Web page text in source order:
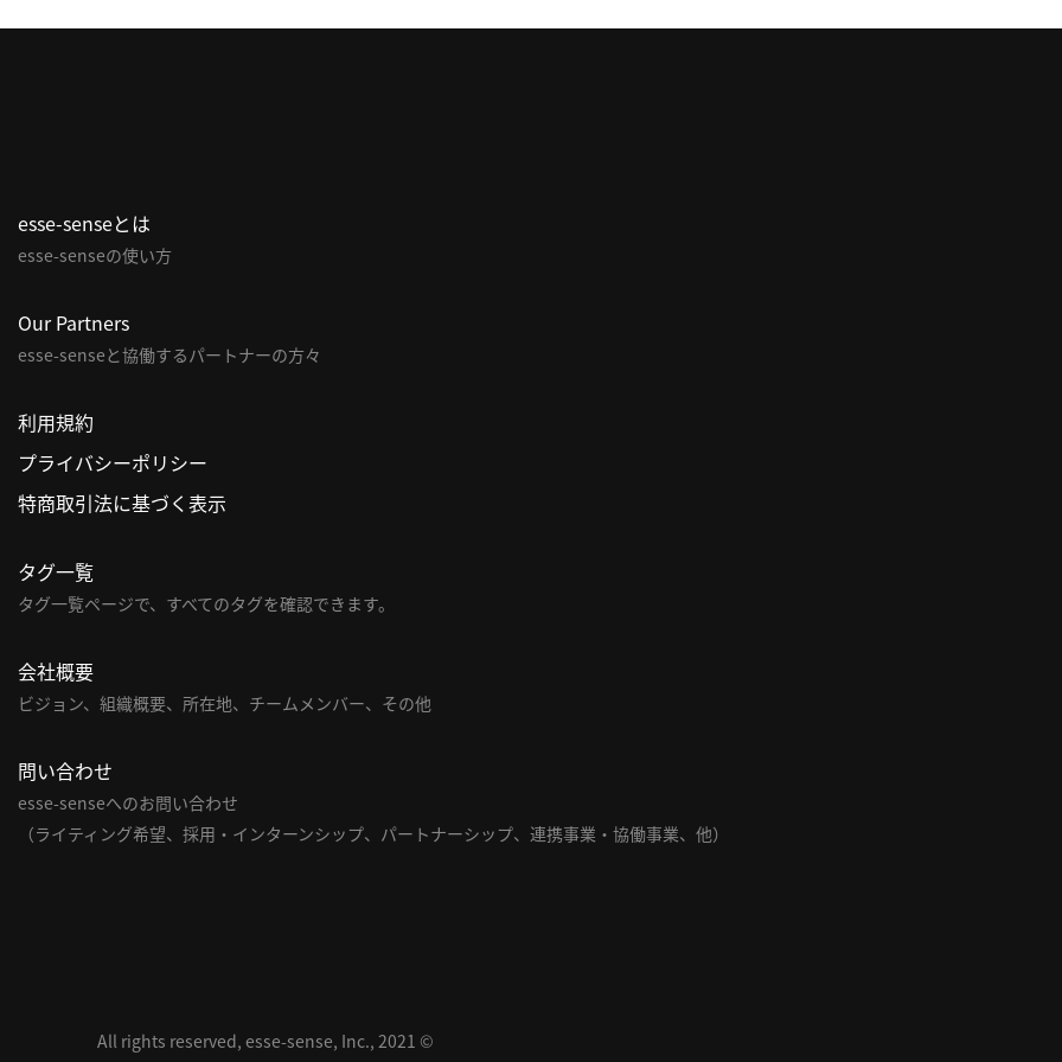
esse-senseとは
esse-senseの使い方
Our Partners
esse-senseと協働するパートナーの方々
利用規約
プライバシーポリシー
特商取引法に基づく表示
タグ一覧
タグ一覧ページで、すべてのタグを確認できます。
会社概要
ビジョン、組織概要、所在地、チームメンバー、その他
問い合わせ
esse-senseへのお問い合わせ
（ライティング希望、採用・インターンシップ、パートナーシップ、連携事業・協働事業、他）
All rights reserved, esse-sense, Inc., 2021 ©︎︎